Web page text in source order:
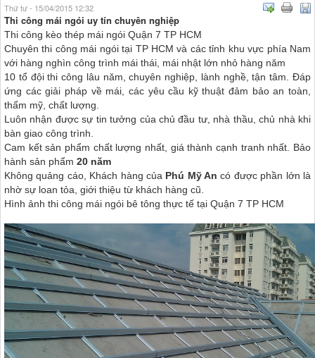
Thứ tư - 15/04/2015 12:32
Thi công mái ngói uy tín chuyên nghiệp
Thi công kèo thép mái ngói Quận 7 TP HCM
Chuyên thi công mái ngói tại TP HCM và các tỉnh khuvực phía Nam
với hàng nghìn công trình mái thái, mái nhật lớn nhỏ hàng năm
10 tổ đội thi công lâu năm, chuyên nghiệp, lành nghề, tận tâm. Đáp
ứng các giải pháp về mái, các yêu cầu kỹ thuật đảm bảo an toàn,
thẩm mỹ, chất lượng.
Luôn nhận được sự tin tưởng của chủ đầu tư, nhà thầu, chủ nhà khi
bàn giao công trình.
Cam kết sản phẩm chất lượng nhất, giá thành cạnh tranh nhất. Bảo
hành sản phẩm 20 năm
Không quảng cáo, Khách hàng của Phú Mỹ An có được phần lớn là
nhờ sự loan tỏa, giới thiệu từ khách hàng cũ.
Hình ảnh thi công mái ngói bê tông thực tế tại Quận 7 TP HCM